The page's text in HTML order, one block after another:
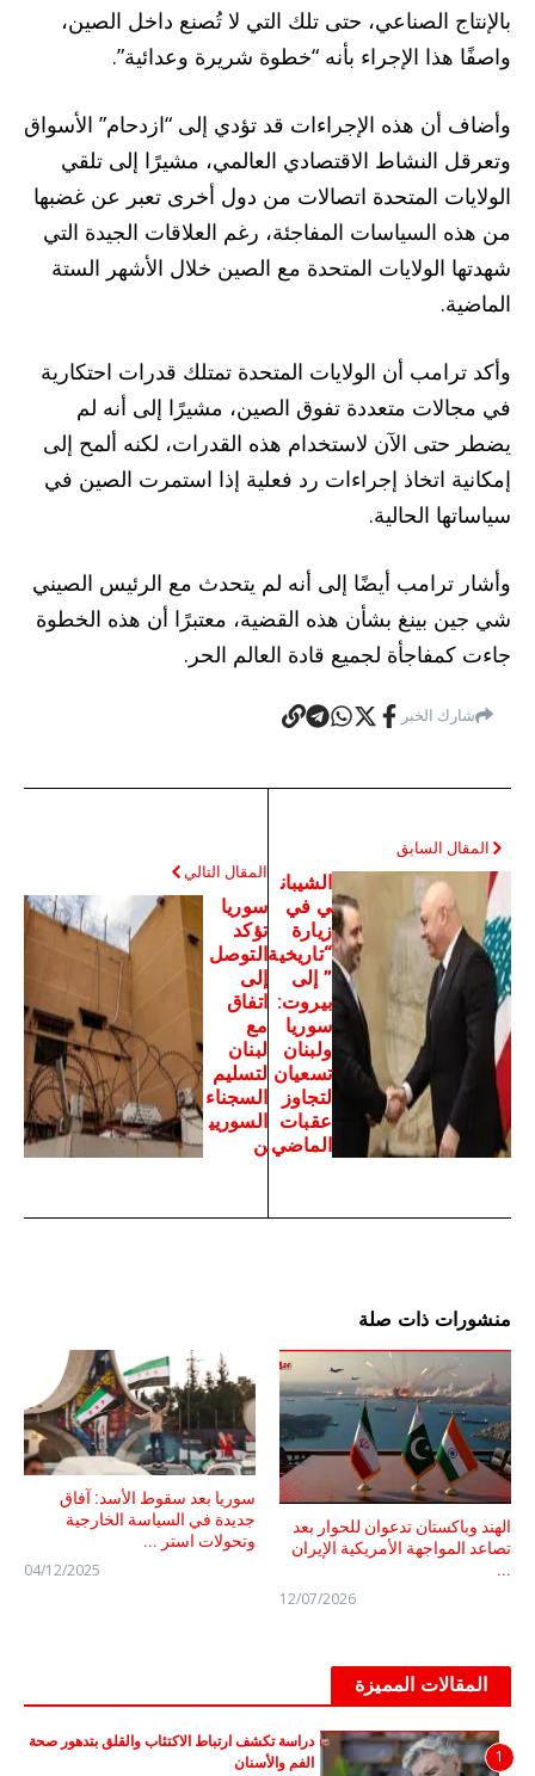
بالإنتاج الصناعي، حتى تلك التي لا تُصنع داخل الصين،
واصفًا هذا الإجراء بأنه “خطوة شريرة وعدائية”.
وأضاف أن هذه الإجراءات قد تؤدي إلى “ازدحام” الأسواق
وتعرقل النشاط الاقتصادي العالمي، مشيرًا إلى تلقي
الولايات المتحدة اتصالات من دول أخرى تعبر عن غضبها
من هذه السياسات المفاجئة، رغم العلاقات الجيدة التي
شهدتها الولايات المتحدة مع الصين خلال الأشهر الستة
الماضية.
وأكد ترامب أن الولايات المتحدة تمتلك قدرات احتكارية
في مجالات متعددة تفوق الصين، مشيرًا إلى أنه لم
يضطر حتى الآن لاستخدام هذه القدرات، لكنه ألمح إلى
إمكانية اتخاذ إجراءات رد فعلية إذا استمرت الصين في
سياساتها الحالية.
وأشار ترامب أيضًا إلى أنه لم يتحدث مع الرئيس الصيني
شي جين بينغ بشأن هذه القضية، معتبرًا أن هذه الخطوة
جاءت كمفاجأة لجميع قادة العالم الحر.
شارك الخبر
المقال السابق
الشيبان
ي في
زيارة
“تاريخية
” إلى
بيروت:
سوريا
ولبنان
تسعيان
لتجاوز
عقبات
الماضي
المقال التالي
سوريا
تؤكد
التوصل
إلى
اتفاق
مع
لبنان
لتسليم
السجناء
السوريي
ن
منشورات ذات صلة
الهند وباكستان تدعوان للحوار بعد
تصاعد المواجهة الأمريكية الإيران
...
12/07/2026
سوريا بعد سقوط الأسد: آفاق
جديدة في السياسة الخارجية
وتحولات استر ...
04/12/2025
المقالات المميزة
1
دراسة تكشف ارتباط الاكتئاب والقلق بتدهور صحة
الفم والأسنان